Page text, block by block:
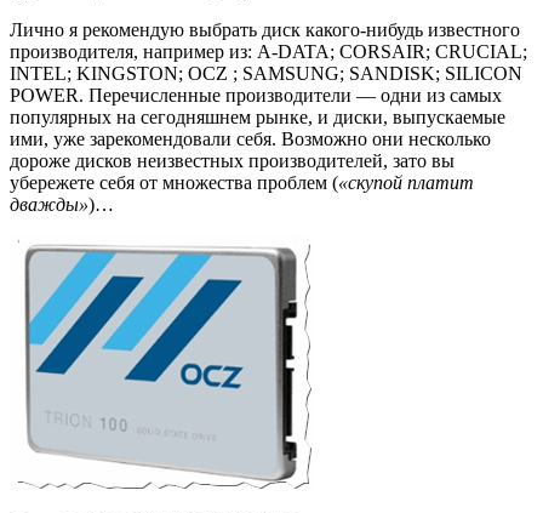
Лично я рекомендую выбрать диск какого-нибудь известного
производителя, например из: A-DATA; CORSAIR; CRUCIAL;
INTEL; KINGSTON; OCZ ; SAMSUNG; SANDISK; SILICON
POWER. Перечисленные производители — одни из самых
популярных на сегодняшнем рынке, и диски, выпускаемые
ими, уже зарекомендовали себя. Возможно они несколько
дороже дисков неизвестных производителей, зато вы
убережете себя от множества проблем («скупой платит
дважды»)…